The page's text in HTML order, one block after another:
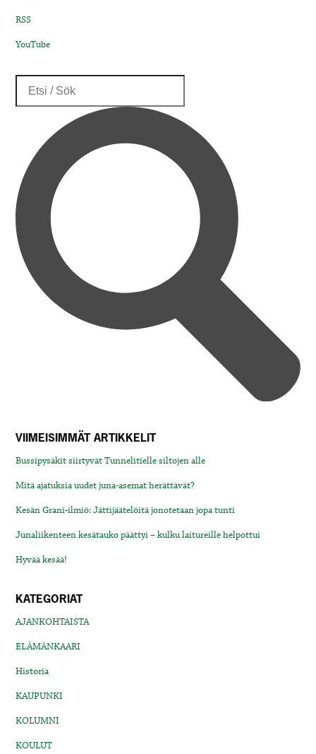
RSS
YouTube
VIIMEISIMMÄT ARTIKKELIT
Bussipysäkit siirtyvät Tunnelitielle siltojen alle
Mitä ajatuksia uudet juna-asemat herättävät?
Kesän Grani-ilmiö: Jättijäätelöitä jonotetaan jopa tunti
Junaliikenteen kesätauko päättyi – kulku laitureille helpottui
Hyvää kesää!
KATEGORIAT
AJANKOHTAISTA
ELÄMÄNKAARI
Historia
KAUPUNKI
KOLUMNI
KOULUT